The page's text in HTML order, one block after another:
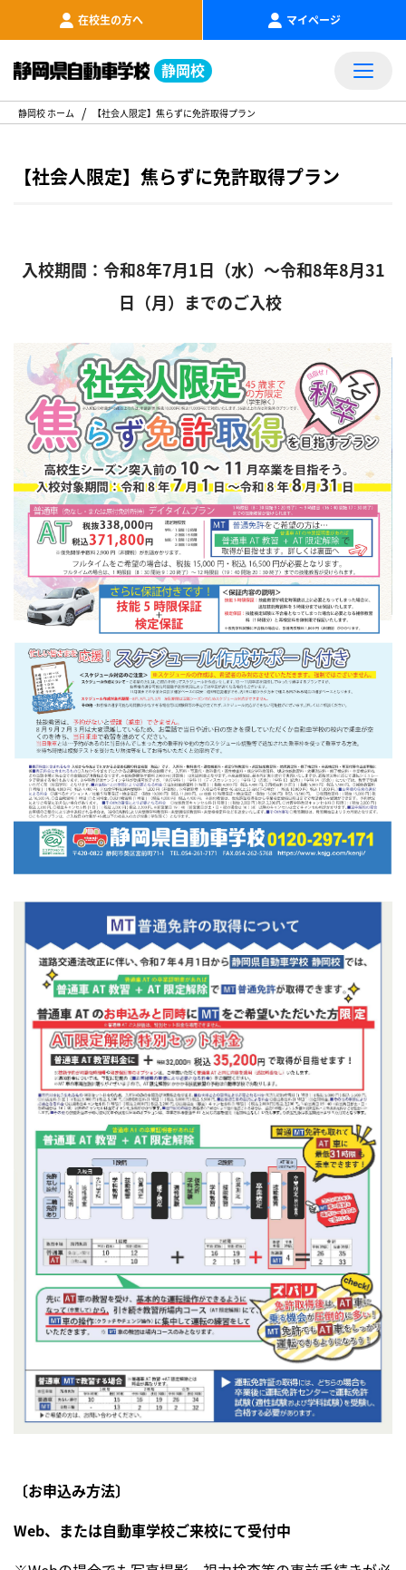
在校生の方へ マイページ
静岡校
静岡校 ホーム 【社会人限定】焦らずに免許取得プラン
【社会人限定】焦らずに免許取得プラン
入校期間：令和8年7月1日（水）～令和8年8月31
日（月）までのご入校
〔お申込み方法〕
Web、または自動車学校ご来校にて受付中